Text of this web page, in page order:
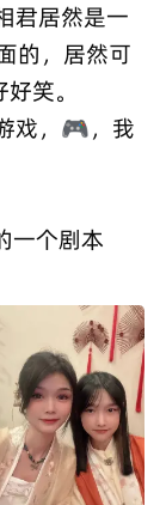
君居然是一
的，居然可
笑。
戏，🎮，我
一个剧本